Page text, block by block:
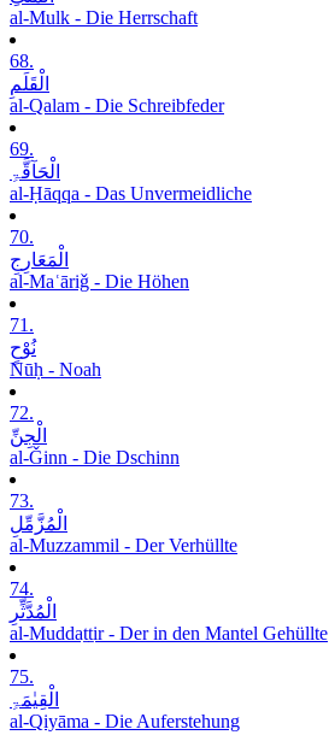
al-Mulk - Die Herrschaft
68.
الْقَلَمِ
al-Qalam - Die Schreibfeder
69.
الْحَآقَّۃِ
al-Ḥāqqa - Das Unvermeidliche
70.
الْمَعَارِجِ
al-Maʿāriǧ - Die Höhen
71.
نُوْحٍ
Nūḥ - Noah
72.
الْجِنِّ
al-Ǧinn - Die Dschinn
73.
الْمُزَّمِّلِ
al-Muzzammil - Der Verhüllte
74.
الْمُدَّثِّرِ
al-Muddaṯṯir - Der in den Mantel Gehüllte
75.
الْقِیٰمَۃِ
al-Qiyāma - Die Auferstehung